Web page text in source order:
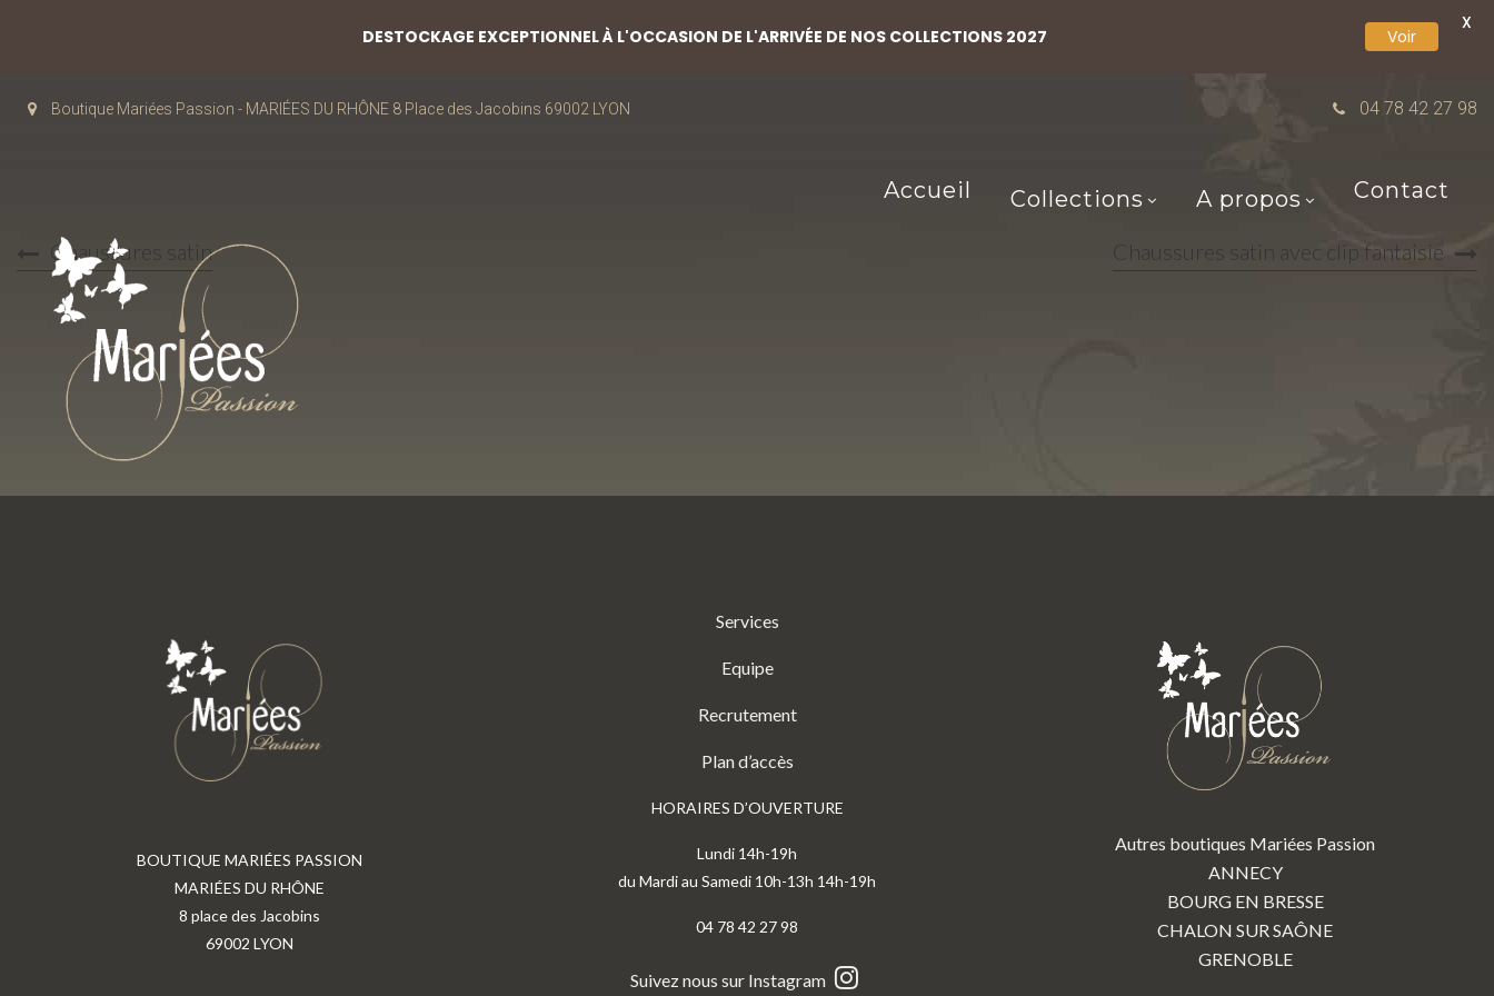
Boutique Mariées Passion - MARIÉES DU RHÔNE 8 Place des Jacobins 69002 LYON 04 78 42 27 98
Accueil Collections A propos Contact
Chaussures satin Chaussures satin avec clip fantaisie
BOUTIQUE MARIÉES PASSION
MARIÉES DU RHÔNE
8 place des Jacobins
69002 LYON
Services
Equipe
Recrutement
Plan d’accès
HORAIRES D’OUVERTURE
Lundi 14h-19h
du Mardi au Samedi 10h-13h 14h-19h
04 78 42 27 98
Suivez nous sur Instagram
Autres boutiques Mariées Passion
ANNECY
BOURG EN BRESSE
CHALON SUR SAÔNE
GRENOBLE
DESTOCKAGE EXCEPTIONNEL À L'OCCASION DE L'ARRIVÉE DE NOS COLLECTIONS 2027 Voir
X